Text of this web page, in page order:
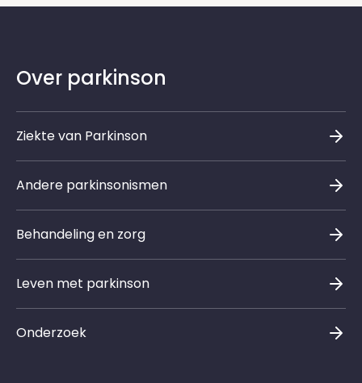
Over parkinson
Ziekte van Parkinson
Andere parkinsonismen
Behandeling en zorg
Leven met parkinson
Onderzoek